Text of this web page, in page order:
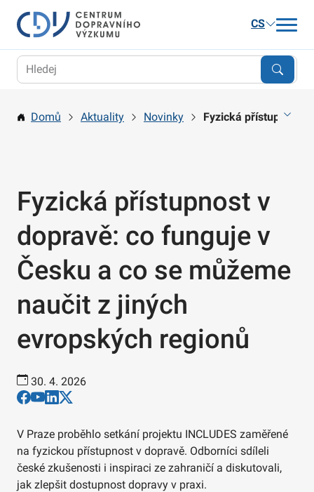
CS
Aktuality
Publikace a služby
Kontakt
Domů Aktuality Novinky Fyzická přístupnost
Fyzická přístupnost v
dopravě: co funguje v
Česku a co se můžeme
naučit z jiných
evropských regionů
30. 4. 2026
V Praze proběhlo setkání projektu INCLUDES zaměřené
na fyzickou přístupnost v dopravě. Odborníci sdíleli
české zkušenosti i inspiraci ze zahraničí a diskutovali,
jak zlepšit dostupnost dopravy v praxi.